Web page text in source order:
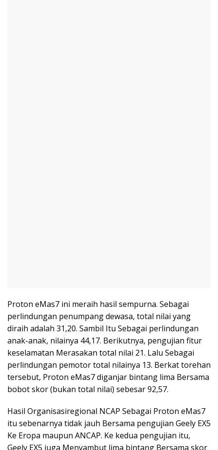
Proton eMas7 ini meraih hasil sempurna. Sebagai
perlindungan penumpang dewasa, total nilai yang
diraih adalah 31,20. Sambil Itu Sebagai perlindungan
anak-anak, nilainya 44,17. Berikutnya, pengujian fitur
keselamatan Merasakan total nilai 21. Lalu Sebagai
perlindungan pemotor total nilainya 13. Berkat torehan
tersebut, Proton eMas7 diganjar bintang lima Bersama
bobot skor (bukan total nilai) sebesar 92,57.
Hasil Organisasiregional NCAP Sebagai Proton eMas7
itu sebenarnya tidak jauh Bersama pengujian Geely EX5
Ke Eropa maupun ANCAP. Ke kedua pengujian itu,
Geely EX5 juga Menyambut lima bintang Bersama skor